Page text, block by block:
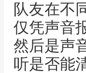
队友在不
仅凭声音
然后是声
听是否能